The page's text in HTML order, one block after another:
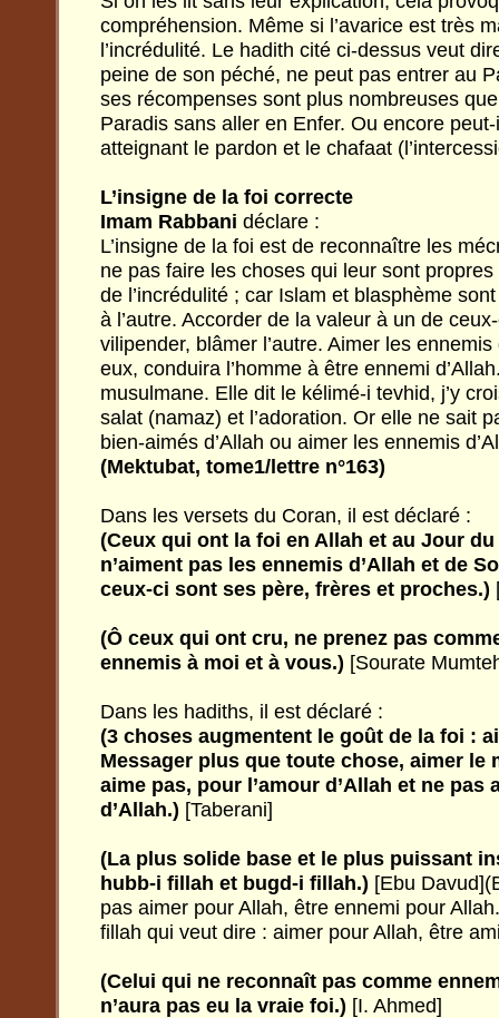
compréhension. Même si l’avarice est très
l’incrédulité. Le hadith cité ci-dessus veut
peine de son péché, ne peut pas entrer au
ses récompenses sont plus nombreuses
Paradis sans aller en Enfer. Ou encore
atteignant le pardon et le chafaat
L’insigne de la foi correcte
Imam Rabbani déclare :
L’insigne de la foi est de reconnaître les
ne pas faire les choses qui leur sont
de l’incrédulité ; car Islam et blasphème
à l’autre. Accorder de la valeur à un de
vilipender, blâmer l’autre. Aimer les ennemis
eux, conduira l’homme à être ennemi
musulmane. Elle dit le kélimé-i tevhid, j’y
salat (namaz) et l’adoration. Or elle ne sait
bien-aimés d’Allah ou aimer les ennemis
(Mektubat, tome1/lettre n°163)
Dans les versets du Coran, il est déclaré :
(Ceux qui ont la foi en Allah et au Jour
n’aiment pas les ennemis d’Allah et de
ceux-ci sont ses père, frères et proches.)
(Ô ceux qui ont cru, ne prenez pas
ennemis à moi et à vous.) [Sourate
Dans les hadiths, il est déclaré :
(3 choses augmentent le goût de la foi :
Messager plus que toute chose, aimer le
aime pas, pour l’amour d’Allah et ne pas
d’Allah.) [Taberani]
(La plus solide base et le plus puissant
hubb-i fillah et bugd-i fillah.) [Ebu
pas aimer pour Allah, être ennemi pour
fillah qui veut dire : aimer pour Allah, être
(Celui qui ne reconnaît pas comme
n’aura pas eu la vraie foi.) [I. Ahmed]